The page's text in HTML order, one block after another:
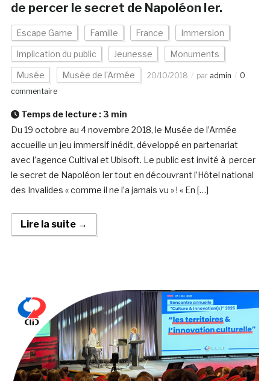
de percer le secret de Napoléon Ier.
Escape Game Famille France Immersion
Implication du public Jeunesse Monuments
Musée Musée de l'Armée 20/10/2018 par admin
0
commentaire
Temps de lecture : 3 min
Du 19 octobre au 4 novembre 2018, le Musée de l’Armée
accueille un jeu immersif inédit, développé en partenariat
avec l’agence Cultival et Ubisoft. Le public est invité à percer
le secret de Napoléon Ier tout en découvrant l’Hôtel national
des Invalides « comme il ne l’a jamais vu » ! « En […]
Lire la suite →